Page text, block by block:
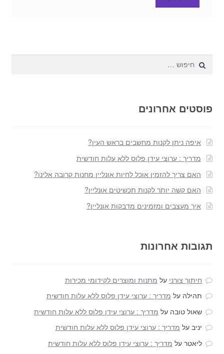
חפש:
פוסטים אחרונים
איפה ניתן לקנות מחשבים בראש העין?
מדריך : ערוצי עידן פלוס ללא עלות חודשית
האם צריך להזמין אוכל לחיות אונליין מחנות קרובה אלינו?
האם קשה יותר לקנות תכשיטים אונליין?
איך מעצבים ומזמינים מדבקות אונליין?
תגובות אחרונות
חיתוך צורני על מתנות ומוצרים לקידומי מכירות
תהילה על מדריך : ערוצי עידן פלוס ללא עלות חודשית
שאול טובה על מדריך : ערוצי עידן פלוס ללא עלות חודשית
יניב על מדריך : ערוצי עידן פלוס ללא עלות חודשית
ליאטר על מדריך : ערוצי עידן פלוס ללא עלות חודשית